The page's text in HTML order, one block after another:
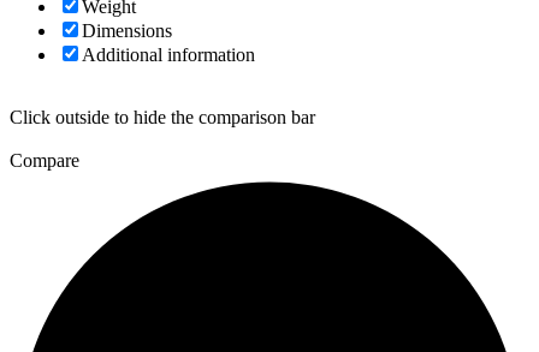
Weight
Dimensions
Additional information
Click outside to hide the comparison bar
Compare